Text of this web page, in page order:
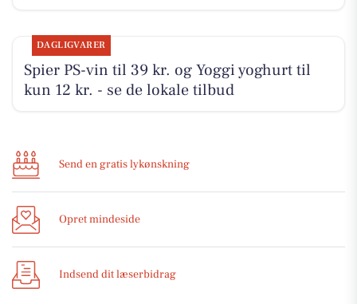
DAGLIGVARER
Spier PS-vin til 39 kr. og Yoggi yoghurt til
kun 12 kr. - se de lokale tilbud
Send en gratis lykønskning
Opret mindeside
Indsend dit læserbidrag